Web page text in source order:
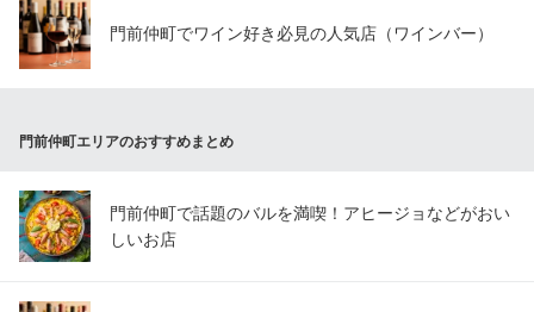
門前仲町でワイン好き必見の人気店（ワインバー）
門前仲町エリアのおすすめまとめ
門前仲町で話題のバルを満喫！アヒージョなどがおい
しいお店